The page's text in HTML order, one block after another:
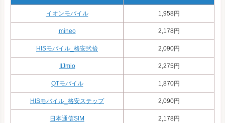
イオンモバイル 1,958円
mineo 2,178円
HISモバイル_格安弐拾 2,090円
IIJmio 2,275円
QTモバイル 1,870円
HISモバイル_格安ステップ 2,090円
日本通信SIM 2,178円